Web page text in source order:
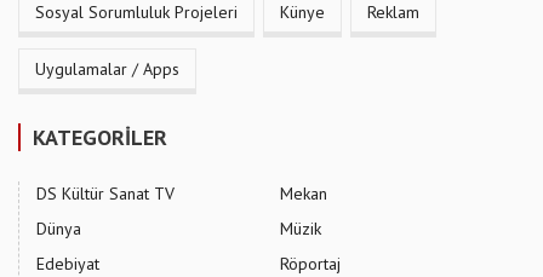
Sosyal Sorumluluk Projeleri Künye Reklam
Uygulamalar / Apps
KATEGORİLER
DS Kültür Sanat TV
Dünya
Edebiyat
Mekan
Müzik
Röportaj